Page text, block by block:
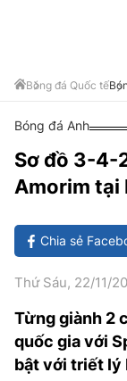
GIẢI TRÍ
CÔNG NGHIỆP
X-QUANG TIN
VIẾT LẠI ƯỚC
PHIM
ÂM NHẠC
KBIZ
DU LỊCH
TIN TỨC
ĐIỂM ĐẾN
ẨM THỰC
TƯ VẤN
THẾ GIỚI SAO
HIGHTECH
TIÊU ĐIỂM -
BẠN CẦN BIẾT
ẢNH
BÁO GIẤY
Bóng đá Quốc tế
Bóng đá Anh
Sơ đồ 3-4-
Amorim tại
Chia sẻ
Thứ Sáu, 22/11/
Từng giành 2
quốc gia với
bật với triết lý